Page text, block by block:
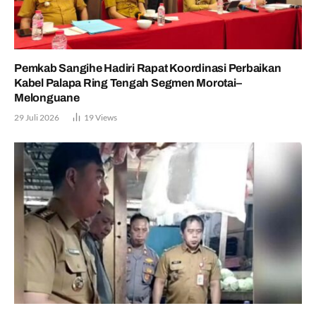
Pemkab Sangihe Hadiri Rapat Koordinasi Perbaikan
Kabel Palapa Ring Tengah Segmen Morotai–
Melonguane
29 Juli 2026 19Views